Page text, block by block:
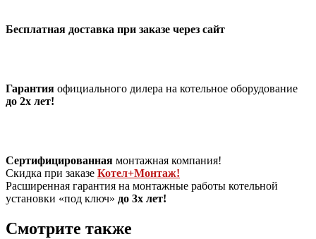
Бесплатная доставка при заказе через сайт
Гарантия официального дилера на котельное оборудование
до 2х лет!
Сертифицированная монтажная компания!
Скидка при заказе Котел+Монтаж!
Расширенная гарантия на монтажные работы котельной
установки «под ключ» до 3х лет!
Смотрите также